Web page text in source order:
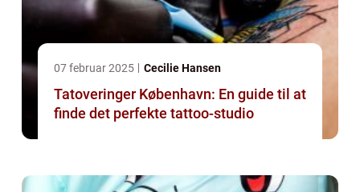
07 februar 2025 Cecilie Hansen
Tatoveringer København: En guide til at
finde det perfekte tattoo-studio